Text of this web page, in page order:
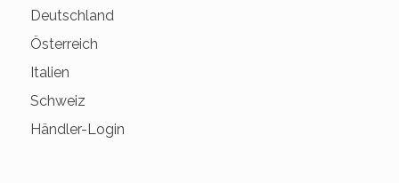
Deutschland
Österreich
Italien
Schweiz
Händler-Login